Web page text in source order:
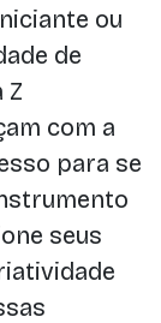
ou
de
Z
com a
para se
seus